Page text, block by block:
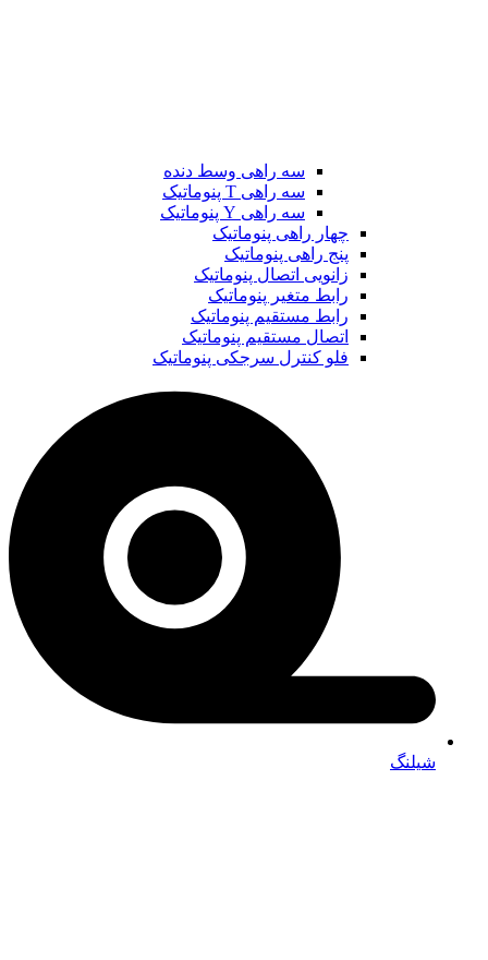
سه راهی وسط دنده
سه راهی T پنوماتیک
سه راهی Y پنوماتیک
چهار راهی پنوماتیک
پنج راهی پنوماتیک
زانویی اتصال پنوماتیک
رابط متغیر پنوماتیک
رابط مستقیم پنوماتیک
اتصال مستقیم پنوماتیک
فلو کنترل سرجکی ‌پنوماتیک
شیلنگ